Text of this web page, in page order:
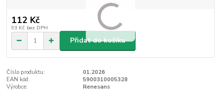
112 Kč
93 Kč bez DPH
Přidat do košíku
Číslo produktu:
01.2026
EAN kód:
5900310005328
Výrobce:
Renesans